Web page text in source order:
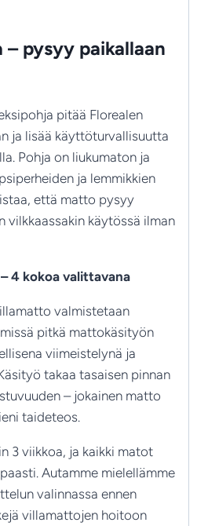
– pysyy paikallaan
pitää Florealen
ja lisää käyttöturvallisuutta
Pohja on liukumaton ja
ja lemmikkien
että matto pysyy
vilkkaassakin käytössä ilman
4 kokoa valittavana
valmistetaan
pitkä mattokäsityön
viimeistelynä ja
takaa tasaisen pinnan
– jokainen matto
taideteos.
3 viikkoa, ja kaikki matot
Autamme mielellämme
valinnassa ennen
villamattojen hoitoon